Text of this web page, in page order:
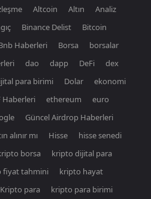
Altcoin Altın
Analiz
Binance Delist
Bitcoin
Haberleri Borsa
borsalar
dao dapp DeFi
dex
para birimi Dolar
ekonomi
Haberleri ethereum
euro
Güncel Airdrop Haberleri
alınır mı Hisse
hisse senedi
borsa
kripto dijital para
fiyat tahmini
kripto hayat
Kripto para
kripto para birimi